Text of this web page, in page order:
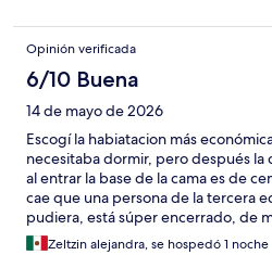
Opinión verificada
6/10 Buena
14 de mayo de 2026
Escogí la habiatacion más
necesitaba dormir, pero después la
al entrar la base de la cama es de
cae que una persona de la tercera
pudiera, está súper encerrado, de
claustrofobia, ni una ventana,
Zeltzin alejandra, se hospedó 1 noche